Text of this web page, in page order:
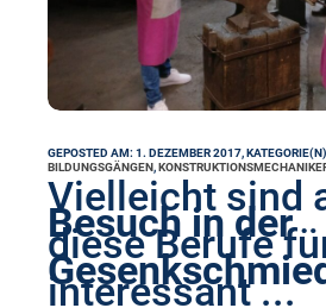
GEPOSTED AM: 1. DEZEMBER 2017,
BILDUNGSGÄNGEN,
Besuch in der
Vielleicht sind
diese Berufe
interessant ...